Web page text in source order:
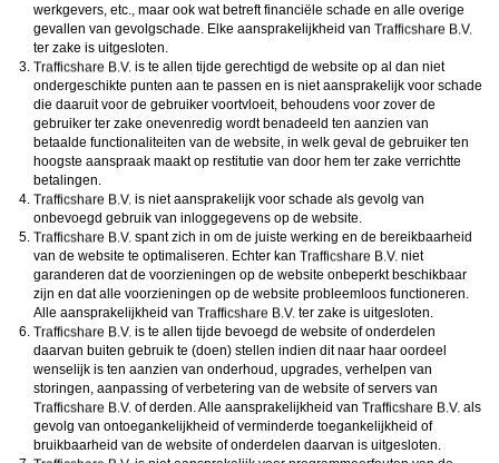
werkgevers, etc., maar ook wat betreft financiële schade en alle overige
gevallen van gevolgschade. Elke aansprakelijkheid van
ter zake is uitgesloten.
is te allen tijde gerechtigd de website op al dan niet
ondergeschikte punten aan te passen en is niet aansprakelijk voor schade
die daaruit voor de gebruiker voortvloeit, behoudens voor zover de
gebruiker ter zake onevenredig wordt benadeeld ten aanzien van
betaalde functionaliteiten van de website, in welk geval de gebruiker ten
hoogste aanspraak maakt op restitutie van door hem ter zake verrichtte
betalingen.
is niet aansprakelijk voor schade als gevolg van
onbevoegd gebruik van inloggegevens op de website.
spant zich in om de juiste werking en de bereikbaarheid
van de website te optimaliseren. Echter kan
niet
garanderen dat de voorzieningen op de website onbeperkt beschikbaar
zijn en dat alle voorzieningen op de website probleemloos functioneren.
Alle aansprakelijkheid van
ter zake is uitgesloten.
is te allen tijde bevoegd de website of onderdelen
daarvan buiten gebruik te (doen) stellen indien dit naar haar oordeel
wenselijk is ten aanzien van onderhoud, upgrades, verhelpen van
storingen, aanpassing of verbetering van de website of servers van
of derden. Alle aansprakelijkheid van
als
gevolg van ontoegankelijkheid of verminderde toegankelijkheid of
bruikbaarheid van de website of onderdelen daarvan is uitgesloten.